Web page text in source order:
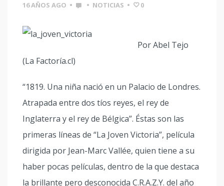
16 AÑOS AGO • • NOTICIAS • 0
Por Abel Tejo
(La Factoría.cl)
“1819. Una niña nació en un Palacio de Londres.
Atrapada entre dos tíos reyes, el rey de
Inglaterra y el rey de Bélgica”. Éstas son las
primeras líneas de “La Joven Victoria”, película
dirigida por Jean-Marc Vallée, quien tiene a su
haber pocas películas, dentro de la que destaca
la brillante pero desconocida C.R.A.Z.Y. del año